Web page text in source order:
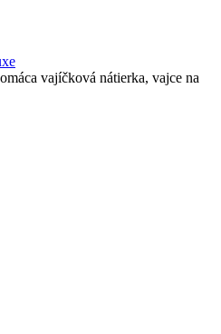
vajíčková nátierka, vajce na